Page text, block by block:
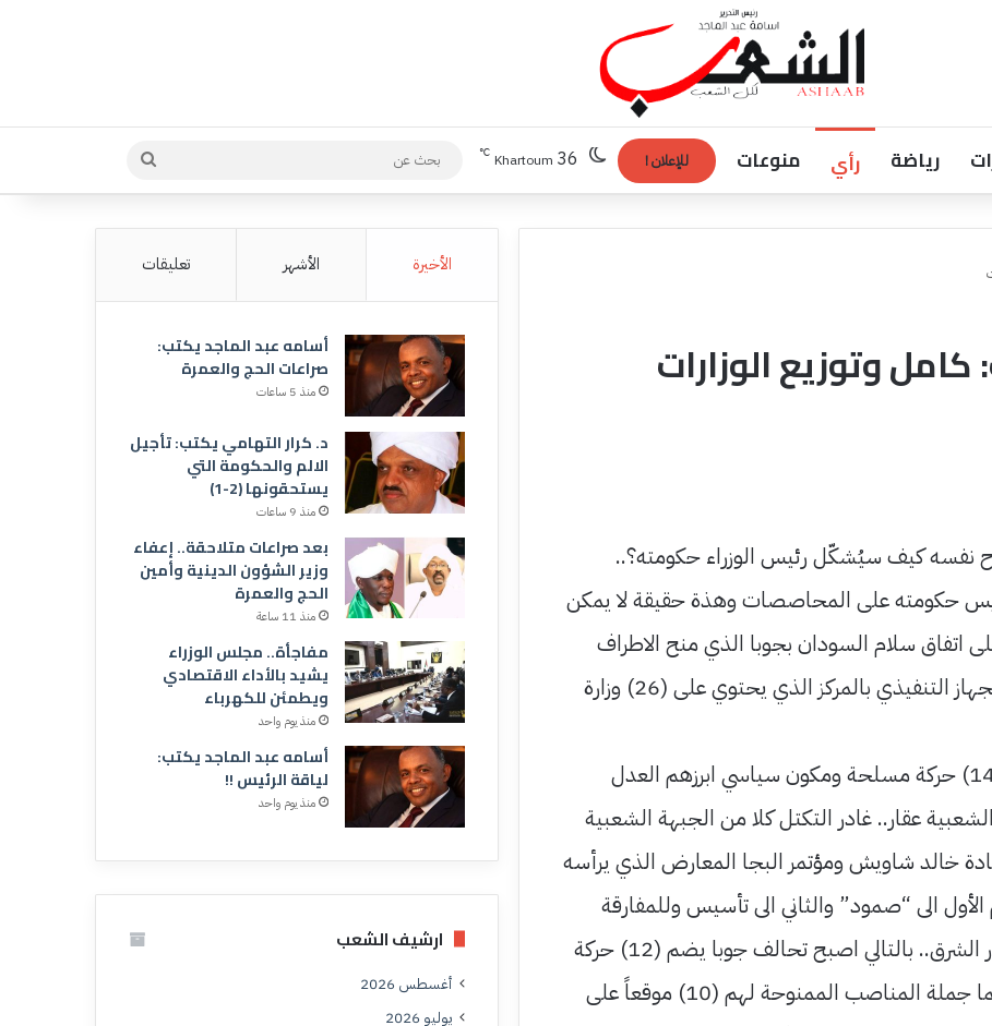
رياضة رأي منوعات للإعلان ! Khartoum 36
℃
عن
وتوزيع الوزارات
نفسه كيف سيُشكّل رئيس الوزراء حكومته؟..
حكومته على المحاصصات وهذة حقيقة لا يمكن
اتفاق سلام السودان بجوبا الذي منح الاطراف
الموقعة 25٪ من الجهاز التنفيذي بالمركز الذي يحتوي على (26) وزارة
0 يضم تكتل جوبا (14) حركة مسلحة ومكون سياسي ابرزهم العدل
عقار.. غادر التكتل كلا من الجبهة الشعبية
خالد شاويش ومؤتمر البجا المعارض الذي يرأسه
الى “صمود” والثاني الى تأسيس وللمفارقة
الاثنين يشكلان مسار الشرق.. بالتالي اصبح تحالف جوبا يضم (12) حركة
ومكون سياسي.. بينما جملة المناصب الممنوحة لهم (10) موقعاً على
الأخيرة الأشهر تعليقات
أسامه عبد الماجد يكتب:
صراعات الحج والعمرة
منذ 5 ساعات
د. كرار التهامي يكتب: تأجيل
الالم والحكومة التي
يستحقونها (2-1)
منذ 9 ساعات
بعد صراعات متلاحقة.. إعفاء
وزير الشؤون الدينية وأمين
الحج والعمرة
منذ 11 ساعة
مفاجأة.. مجلس الوزراء
يشيد بالأداء الاقتصادي
ويطمئن للكهرباء
منذ يوم واحد
أسامه عبد الماجد يكتب:
لياقة الرئيس !!
منذ يوم واحد
ارشيف الشعب
أغسطس 2026
يوليو 2026